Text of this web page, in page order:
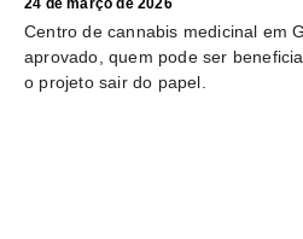
24 de março de 2026
Centro de cannabis medicinal em
aprovado, quem pode ser
o projeto sair do papel.